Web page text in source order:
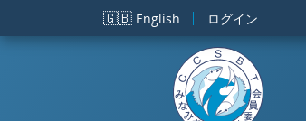
メインコンテンツに移動
🇬🇧 English ログイン